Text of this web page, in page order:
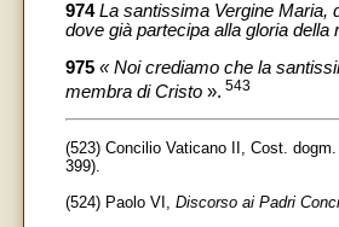
974La santissima Vergine Maria,
dove già partecipa alla gloria
975 « Noi crediamo che la
membra di Cristo ». 543
(523) Concilio Vaticano II, Cost. dogm.
399).
(524) Paolo VI, Discorso ai Padri